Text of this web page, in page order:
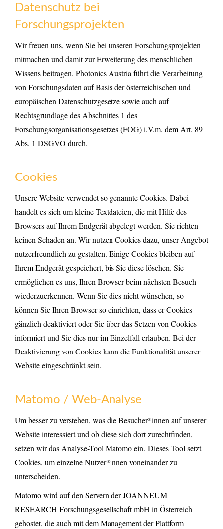
Datenschutz bei
Forschungsprojekten
Wir freuen uns, wenn Sie bei unseren Forschungsprojekten
mitmachen und damit zur Erweiterung des menschlichen
Wissens beitragen. Photonics Austria führt die Verarbeitung
von Forschungsdaten auf Basis der österreichischen und
europäischen Datenschutzgesetze sowie auch auf
Rechtsgrundlage des Abschnittes 1 des
Forschungsorganisationsgesetzes (FOG) i.V.m. dem Art. 89
Abs. 1 DSGVO durch.
Cookies
Unsere Website verwendet so genannte Cookies. Dabei
handelt es sich um kleine Textdateien, die mit Hilfe des
Browsers auf Ihrem Endgerät abgelegt werden. Sie richten
keinen Schaden an. Wir nutzen Cookies dazu, unser Angebot
nutzerfreundlich zu gestalten. Einige Cookies bleiben auf
Ihrem Endgerät gespeichert, bis Sie diese löschen. Sie
ermöglichen es uns, Ihren Browser beim nächsten Besuch
wiederzuerkennen. Wenn Sie dies nicht wünschen, so
können Sie Ihren Browser so einrichten, dass er Cookies
gänzlich deaktiviert oder Sie über das Setzen von Cookies
informiert und Sie dies nur im Einzelfall erlauben. Bei der
Deaktivierung von Cookies kann die Funktionalität unserer
Website eingeschränkt sein.
Matomo / Web-Analyse
Um besser zu verstehen, was die Besucher*innen auf unserer
Website interessiert und ob diese sich dort zurechtfinden,
setzen wir das Analyse-Tool Matomo ein. Dieses Tool setzt
Cookies, um einzelne Nutzer*innen voneinander zu
unterscheiden.
Matomo wird auf den Servern der JOANNEUM
RESEARCH Forschungsgesellschaft mbH in Österreich
gehostet, die auch mit dem Management der Plattform